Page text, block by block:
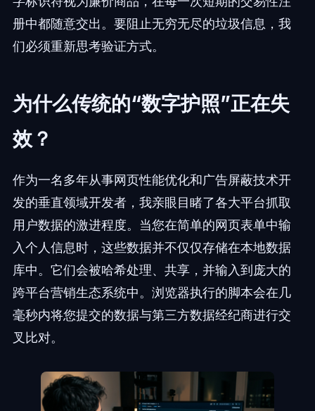
册中都随意交出。要阻止无穷无尽的垃圾信息，我
们必须重新思考验证方式。
为什么传统的“数字护照”正在失
效？
作为一名多年从事网页性能优化和广告屏蔽技术开
发的垂直领域开发者，我亲眼目睹了各大平台抓取
用户数据的激进程度。当您在简单的网页表单中输
入个人信息时，这些数据并不仅仅存储在本地数据
库中。它们会被哈希处理、共享，并输入到庞大的
跨平台营销生态系统中。浏览器执行的脚本会在几
毫秒内将您提交的数据与第三方数据经纪商进行交
叉比对。